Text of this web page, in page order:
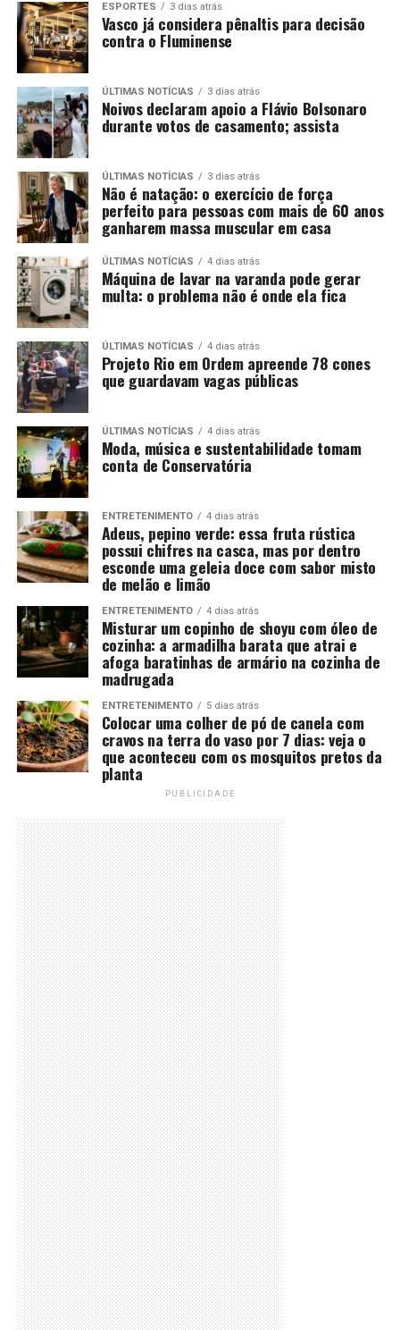
ESPORTES 3 dias atrás
Vasco já considera pênaltis para decisão
contra o Fluminense
ÚLTIMAS NOTÍCIAS 3 dias atrás
Noivos declaram apoio a Flávio Bolsonaro
durante votos de casamento; assista
ÚLTIMAS NOTÍCIAS 3 dias atrás
Não é natação: o exercício de força
perfeito para pessoas com mais de 60 anos
ganharem massa muscular em casa
ÚLTIMAS NOTÍCIAS 4 dias atrás
Máquina de lavar na varanda pode gerar
multa: o problema não é onde ela fica
ÚLTIMAS NOTÍCIAS 4 dias atrás
Projeto Rio em Ordem apreende 78 cones
que guardavam vagas públicas
ÚLTIMAS NOTÍCIAS 4 dias atrás
Moda, música e sustentabilidade tomam
conta de Conservatória
ENTRETENIMENTO 4 dias atrás
Adeus, pepino verde: essa fruta rústica
possui chifres na casca, mas por dentro
esconde uma geleia doce com sabor misto
de melão e limão
ENTRETENIMENTO 4 dias atrás
Misturar um copinho de shoyu com óleo de
cozinha: a armadilha barata que atrai e
afoga baratinhas de armário na cozinha de
madrugada
ENTRETENIMENTO 5 dias atrás
Colocar uma colher de pó de canela com
cravos na terra do vaso por 7 dias: veja o
que aconteceu com os mosquitos pretos da
planta
PUBLICIDADE